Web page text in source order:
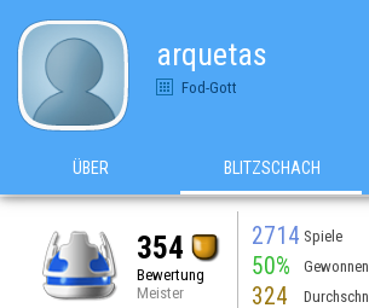
arquetas
Fod-Gott
ÜBER BLITZSCHACH
354
Bewertung
Meister
2714 Spiele
50% Gewonnen
324